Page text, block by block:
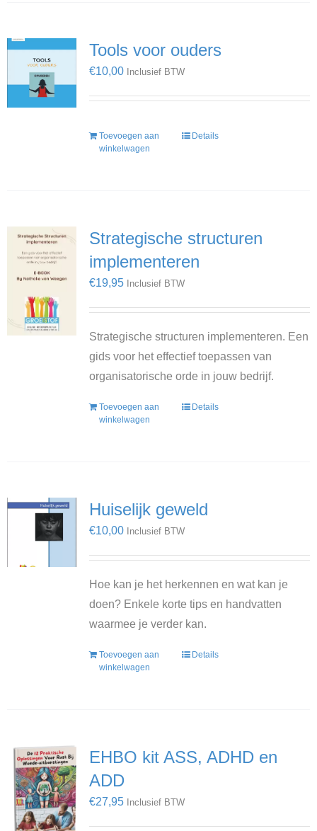
Tools voor ouders
€10,00 Inclusief BTW
Toevoegen aan
winkelwagen
Details
Strategische structuren
implementeren
€19,95 Inclusief BTW
Strategische structuren implementeren. Een
gids voor het effectief toepassen van
organisatorische orde in jouw bedrijf.
Toevoegen aan
winkelwagen
Details
Huiselijk geweld
€10,00 Inclusief BTW
Hoe kan je het herkennen en wat kan je
doen? Enkele korte tips en handvatten
waarmee je verder kan.
Toevoegen aan
winkelwagen
Details
EHBO kit ASS, ADHD en
ADD
€27,95 Inclusief BTW